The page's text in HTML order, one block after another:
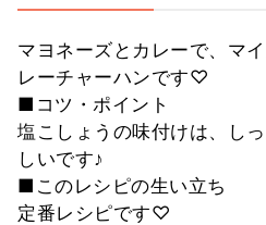
マヨネーズとカレーで、マ
レーチャーハンです♡
■コツ・ポイント
塩こしょうの味付けは、し
しいです♪
■このレシピの生い立ち
定番レシピです♡